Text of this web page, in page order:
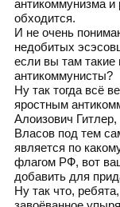
антикоммунизма и
обходится.
И не очень
недобитых
если вы там
антикоммунисты?
Ну так тогда всё
яростным
Алоизович
Власов под тем
является по
флагом РФ, вот
добавить для
Ну так что,